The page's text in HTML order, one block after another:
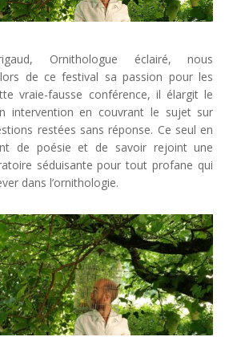
Ornithologue éclairé, nous
de ce festival sa passion pour les
vraie-fausse conférence, il élargit le
intervention en couvrant le sujet sur
restées sans réponse. Ce seul en
de poésie et de savoir rejoint une
séduisante pour tout profane qui
dans l’ornithologie.